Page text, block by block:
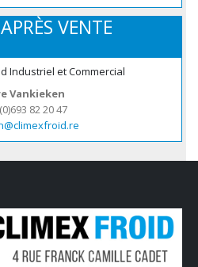
VENTE
Industriel et Commercial
Vankieken
82 20 47